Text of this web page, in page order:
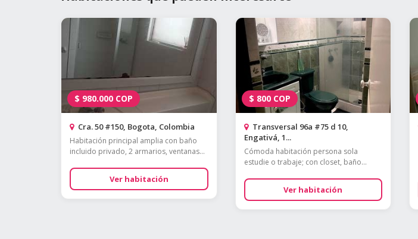
$ 980.000 COP
Cra. 50 #150, Bogota, Colombia
Habitación principal amplia con baño
incluido privado, 2 armarios, ventanas...
Ver habitación
$ 800 COP
Transversal 96a #75 d 10,
Engativá, 1...
Cómoda habitación persona sola
estudie o trabaje; con closet, baño...
Ver habitación